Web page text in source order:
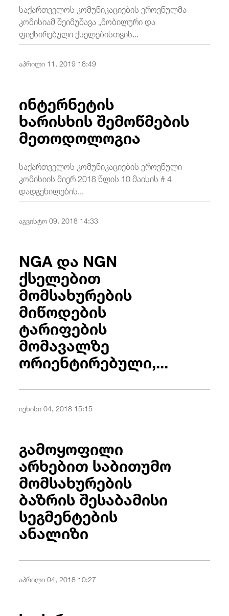
საქართველოს კომუნიკაციების ეროვნულმა
კომისიამ შეიმუშავა „მობილური და
ფიქსირებული ქსელებისთვის...
ინტერნეტის
ხარისხის შემოწმების
მეთოდოლოგია
აპრილი 11, 2019 18:49
საქართველოს კომუნიკაციების ეროვნული
კომისიის მიერ 2018 წლის 10 მაისის # 4
დადგენილების...
NGA და NGN
ქსელებით
მომსახურების
მიწოდების
ტარიფების
მომავალზე
ორიენტირებული,...
აგვისტო 09, 2018 14:33
გამოყოფილი
არხებით საბითუმო
მომსახურების
ბაზრის შესაბამისი
სეგმენტების
ანალიზი
ივნისი 04, 2018 15:15
აპრილი 04, 2018 10:27